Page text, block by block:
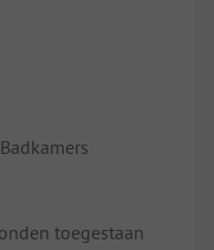
toegestaan